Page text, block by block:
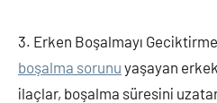
3. Erken Boşalmayı
boşalma sorunu yaşayan
ilaçlar, boşalma süresini